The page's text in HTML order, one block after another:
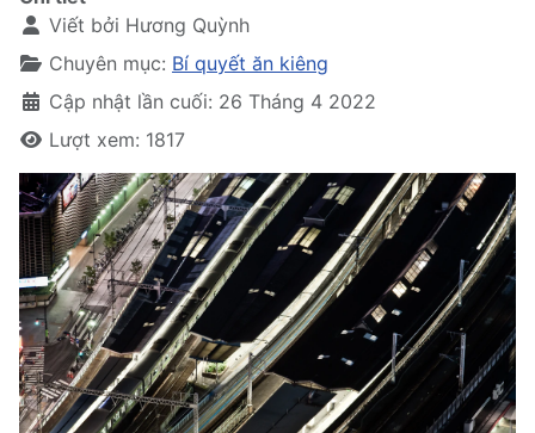
Viết bởi Hương Quỳnh
Chuyên mục: Bí quyết ăn kiêng
Cập nhật lần cuối: 26 Tháng 4 2022
Lượt xem: 1817